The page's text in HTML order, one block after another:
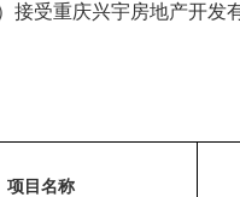
受重庆兴宇房地产开
项目名称